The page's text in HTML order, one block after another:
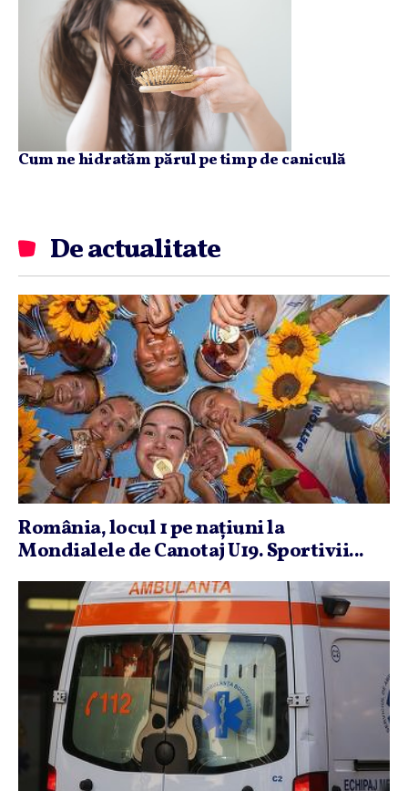
Cum ne hidratăm părul pe timp de caniculă
De actualitate
România, locul 1 pe naţiuni la
Mondialele de Canotaj U19. Sportivii...